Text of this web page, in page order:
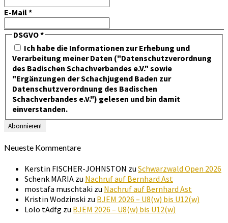
E-Mail*
DSGVO*
Ich habe die Informationen zur Erhebung und
Verarbeitung meiner Daten ("Datenschutzverordnung
des Badischen Schachverbandes e.V." sowie
"Ergänzungen der Schachjugend Baden zur
Datenschutzverordnung des Badischen
Schachverbandes e.V.") gelesen und bin damit
einverstanden.
Neueste Kommentare
Kerstin FISCHER-JOHNSTON zu Schwarzwald Open 2026
Schenk MARIA zu Nachruf auf Bernhard Ast
mostafa muschtaki zu Nachruf auf Bernhard Ast
Kristin Wodzinski zu BJEM 2026 – U8(w) bis U12(w)
Lolo tAdfg zu BJEM 2026 – U8(w) bis U12(w)